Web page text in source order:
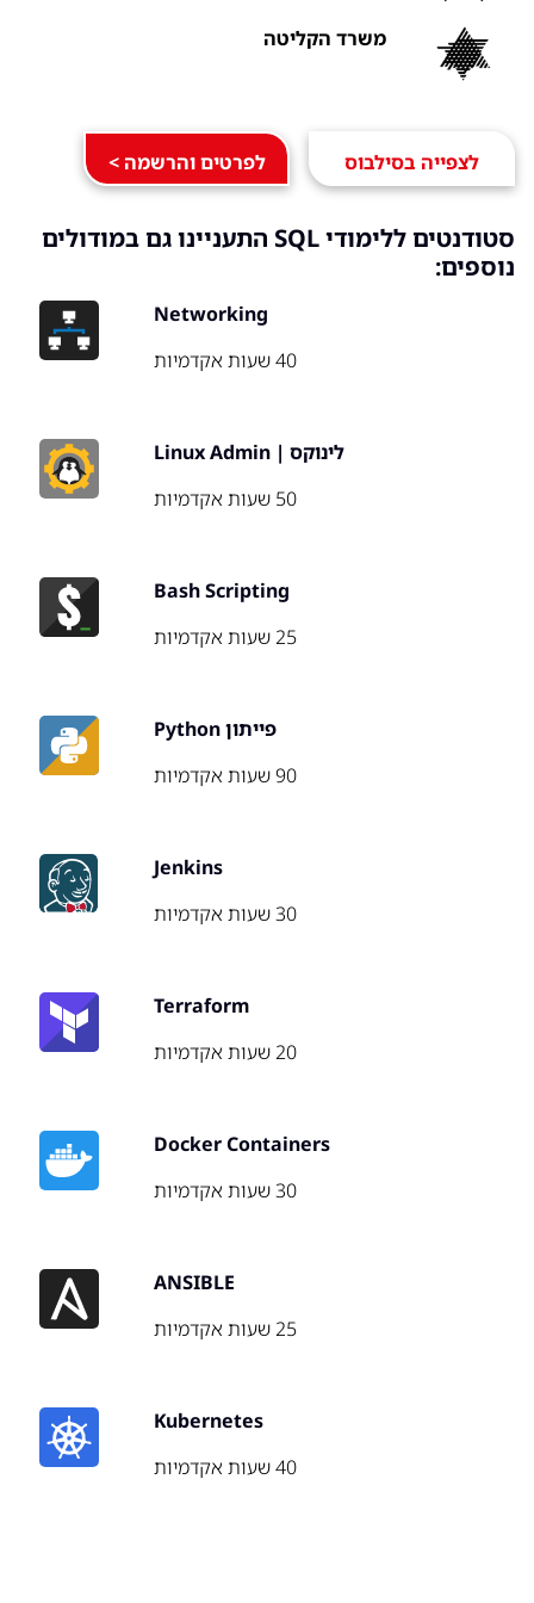
משרד הקליטה
לצפייה בסילבוס לפרטים והרשמה >
סטודנטים ללימודי SQL התעניינו גם במודולים
נוספים:
Networking
40 שעות אקדמיות
לינוקס | Linux Admin
50 שעות אקדמיות
Bash Scripting
25 שעות אקדמיות
פייתון Python
90 שעות אקדמיות
Jenkins
30 שעות אקדמיות
Terraform
20 שעות אקדמיות
Docker Containers
30 שעות אקדמיות
ANSIBLE
25 שעות אקדמיות
Kubernetes
40 שעות אקדמיות